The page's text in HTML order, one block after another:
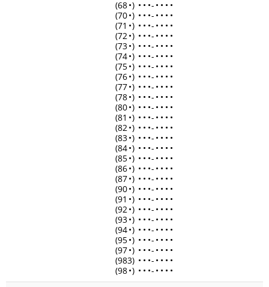
(68•) • • •- • • • •
(70•) • • •- • • • •
(71 •) • • •- • • • •
(72•) • • •- • • • •
(73•) • • •- • • • •
(74•) • • •- • • • •
(75•) • • •- • • • •
(76•) • • •- • • • •
(77•) • • •- • • • •
(78•) • • •- • • • •
(80•) • • •- • • • •
(81 •) • • •- • • • •
(82•) • • •- • • • •
(83•) • • •- • • • •
(84•) • • •- • • • •
(85•) • • •- • • • •
(86•) • • •- • • • •
(87•) • • •- • • • •
(90•) • • •- • • • •
(91 •) • • •- • • • •
(92•) • • •- • • • •
(93•) • • •- • • • •
(94•) • • •- • • • •
(95•) • • •- • • • •
(97•) • • •- • • • •
(983) • • •- • • • •
(98•) • • •- • • • •